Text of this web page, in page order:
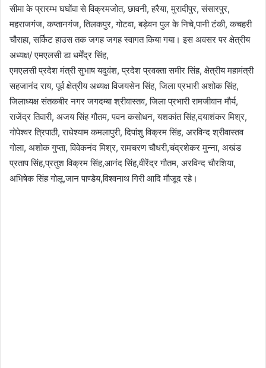
सीमा के प्रारम्भ घघोंवा से विक्रमजोत, छावनी, हरैया, मुरादीपुर, संसारपुर,
महराजगंज, कप्तानगंज, तिलकपुर, गोटवा, बड़ेवन पुल के निचे,पानी टंकी, कचहरी
चौराहा, सर्किट हाउस तक जगह जगह स्वागत किया गया। इस अवसर पर क्षेत्रीय
अध्यक्ष/ एमएलसी डा धर्मेंद्र सिंह,
एमएलसी प्रदेश मंत्री सुभाष यदुवंश, प्रदेश प्रवक्ता समीर सिंह, क्षेत्रीय महामंत्री
सहजानंद राय, पूर्व क्षेत्रीय अध्यक्ष विजयसेन सिंह, जिला प्रभारी अशोक सिंह,
जिलाध्यक्ष संतकबीर नगर जगदम्बा श्रीवास्तव, जिला प्रभारी रामजीवान मौर्य,
राजेंद्र तिवारी, अजय सिंह गौतम, पवन कसोधन, यशकांत सिंह,दयाशंकर मिश्र,
गोपेश्वर त्रिपाठी, राधेश्याम कमलापुरी, दिपांशु विक्रम सिंह, अरविन्द श्रीवास्तव
गोला, अशोक गुप्ता, विवेकनंद मिश्र, रामचरण चौधरी,चंद्रशेकर मुन्ना, अखंड
प्रताप सिंह,प्रतुश विक्रम सिंह,आनंद सिंह,वीरेंद्र गौतम, अरविन्द चौरशिया,
अभिषेक सिंह गोलू,जान पाण्डेय,विश्वनाथ गिरी आदि मौजूद रहे।